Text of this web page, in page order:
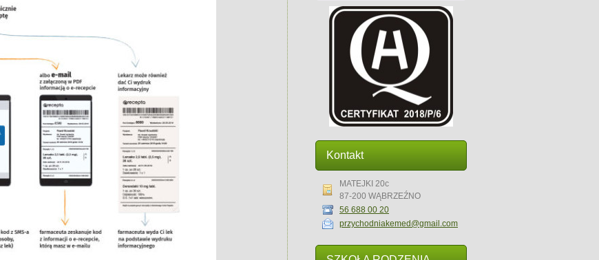
Kontakt
MATEJKI 20c
87-200 WĄBRZEŹNO
56 688 00 20
przychodniakemed@gmail.com